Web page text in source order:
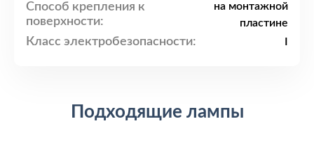
Способ крепления к
поверхности:
на монтажной
пластине
Класс электробезопасности:
Подходящие лампы